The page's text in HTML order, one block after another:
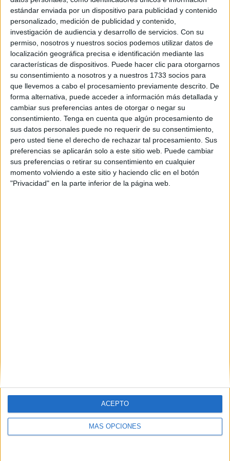
estándar enviada por un dispositivo para publicidad y contenido
personalizado, medición de publicidad y contenido,
investigación de audiencia y desarrollo de servicios. Con su
permiso, nosotros y nuestros socios podemos utilizar datos de
localización geográfica precisa e identificación mediante las
características de dispositivos. Puede hacer clic para otorgarnos
su consentimiento a nosotros y a nuestros 1733 socios para
que llevemos a cabo el procesamiento previamente descrito. De
forma alternativa, puede acceder a información más detallada y
cambiar sus preferencias antes de otorgar o negar su
consentimiento. Tenga en cuenta que algún procesamiento de
sus datos personales puede no requerir de su consentimiento,
pero usted tiene el derecho de rechazar tal procesamiento. Sus
preferencias se aplicarán solo a este sitio web. Puede cambiar
sus preferencias o retirar su consentimiento en cualquier
momento volviendo a este sitio y haciendo clic en el botón
"Privacidad" en la parte inferior de la página web.
MÁS OPCIONES
ACEPTO
El Linares, un equipo irregular fuera
R.F. 02/03/2023
El CD Polillas desaprovecha oportunidades
claras para ganar al Séneca (0-0)
POR D.N. 28/02/2023 0
Dos gimnastas ceutíes inician su temporada
en Sevilla
POR R.F. 27/02/2023 0
El Ceuta, a 5 puntos de la salvación
POR R.F. 27/02/2023 0
Suso Díaz estrena su último trabajo en el
Revellín